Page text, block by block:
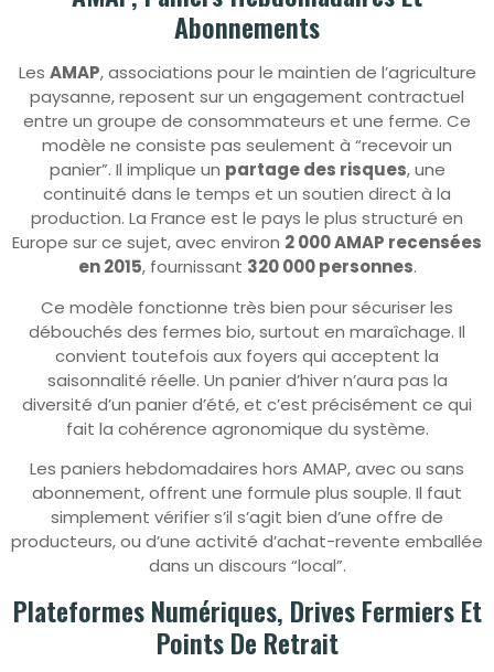
Abonnements
Les AMAP, associations pour le maintien de l’agriculture
paysanne, reposent sur un engagement contractuel
entre un groupe de consommateurs et une ferme. Ce
modèle ne consiste pas seulement à “recevoir un
panier”. Il implique un partage des risques, une
continuité dans le temps et un soutien direct à la
production. La France est le pays le plus structuré en
Europe sur ce sujet, avec environ 2 000 AMAP recensées
en 2015, fournissant 320 000 personnes.
Ce modèle fonctionne très bien pour sécuriser les
débouchés des fermes bio, surtout en maraîchage. Il
convient toutefois aux foyers qui acceptent la
saisonnalité réelle. Un panier d’hiver n’aura pas la
diversité d’un panier d’été, et c’est précisément ce qui
fait la cohérence agronomique du système.
Les paniers hebdomadaires hors AMAP, avec ou sans
abonnement, offrent une formule plus souple. Il faut
simplement vérifier s’il s’agit bien d’une offre de
producteurs, ou d’une activité d’achat-revente emballée
dans un discours “local”.
Plateformes Numériques, Drives Fermiers Et
Points De Retrait